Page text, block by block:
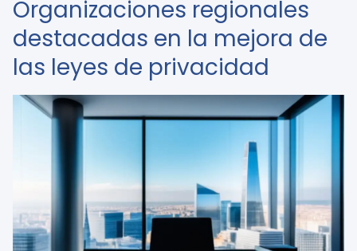
Organizaciones regionales
destacadas en la mejora de
las leyes de privacidad